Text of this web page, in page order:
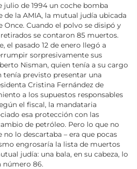
julio de 1994 un coche bomba
de la AMIA, la mutual judía ubicada
Cuando el polvo se disipó y
se contaron 85 muertos.
el pasado 12 de enero llegó a
sorpresivamente sus
Nisman, quien tenía a su cargo
tenía previsto presentar una
Cristina Fernández de
a los supuestos responsables
el fiscal, la mandataria
esa protección con las
de petróleo. Pero lo que no
no lo descartaba – era que pocas
engrosaría la lista de muertos
judía: una bala, en su cabeza, lo
86.